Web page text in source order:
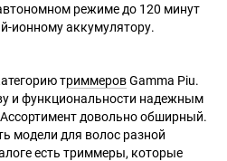
режиме до 120 минут
ионному аккумулятору.
триммеровGamma Piu.
и функциональности надежным
довольно обширный.
модели для волос разной
есть триммеры, которые